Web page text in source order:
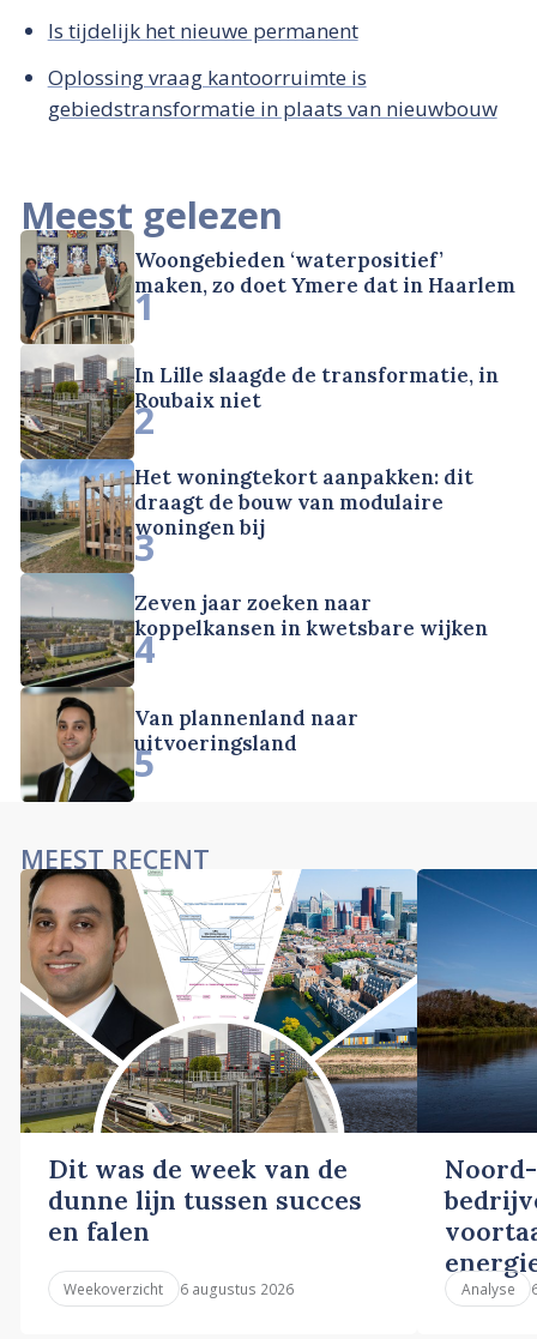
Is tijdelijk het nieuwe permanent
Oplossing vraag kantoorruimte is
gebiedstransformatie in plaats van nieuwbouw
Meest gelezen
Woongebieden ‘waterpositief’
maken, zo doet Ymere dat in Haarlem
1
In Lille slaagde de transformatie, in
Roubaix niet
2
Het woningtekort aanpakken: dit
draagt de bouw van modulaire
woningen bij
3
Zeven jaar zoeken naar
koppelkansen in kwetsbare wijken
4
Van plannenland naar
uitvoeringsland
5
MEEST RECENT
Dit was de week van de
dunne lijn tussen succes
en falen
Weekoverzicht 6 augustus 2026 Analyse